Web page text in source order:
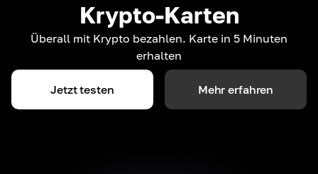
Krypto-Karten
Überall mit Krypto bezahlen. Karte in 5 Minuten
erhalten
Jetzt testen Mehr erfahren